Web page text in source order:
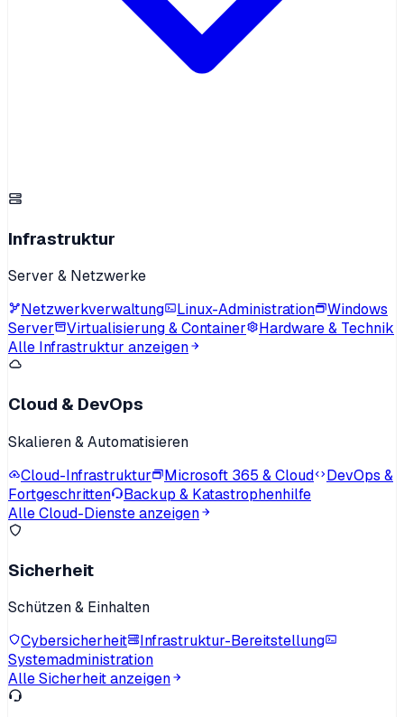
Infrastruktur
Server & Netzwerke
Netzwerkverwaltung
Linux-Administration
Windows
Server
Virtualisierung & Container
Hardware & Technik
Alle Infrastruktur anzeigen
Cloud & DevOps
Skalieren & Automatisieren
Cloud-Infrastruktur
Microsoft 365 & Cloud
DevOps &
Fortgeschritten
Backup & Katastrophenhilfe
Alle Cloud-Dienste anzeigen
Sicherheit
Schützen & Einhalten
Cybersicherheit
Infrastruktur-Bereitstellung
Systemadministration
Alle Sicherheit anzeigen